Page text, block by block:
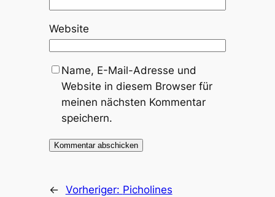
Website
Name, E-Mail-Adresse und
Website in diesem Browser für
meinen nächsten Kommentar
speichern.
← Vorheriger: Picholines